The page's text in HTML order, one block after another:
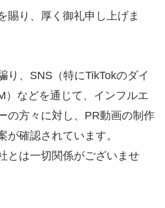
賜り、厚く御礼申し上げま
り、SNS（特にTikTokのダイ
）などを通じて、インフルエ
の方々に対し、PR動画の制作
が確認されています。
とは一切関係がございませ